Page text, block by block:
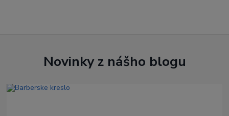
Novinky z nášho blogu